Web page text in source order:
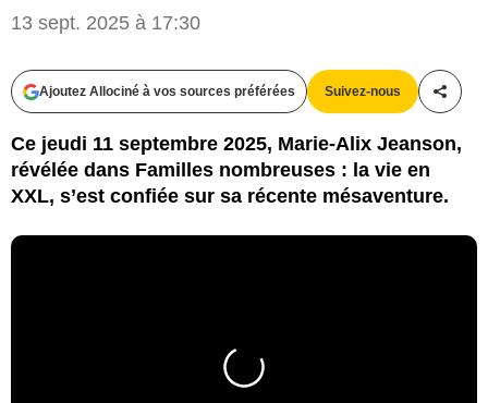
13 sept. 2025 à 17:30
Ajoutez Allociné à vos sources préférées Suivez-nous
Ce jeudi 11 septembre 2025, Marie-Alix Jeanson,
révélée dans Familles nombreuses : la vie en
XXL, s’est confiée sur sa récente mésaventure.